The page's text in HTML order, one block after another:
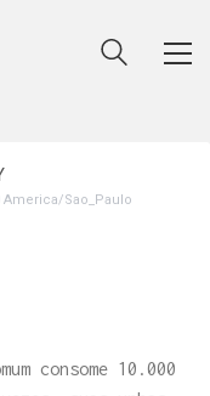
America/Sao_Paulo
consome 10.000